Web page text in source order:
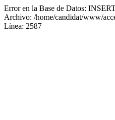
Error en la Base de Datos:
Archivo: /home/candidat/www/
Línea: 2587